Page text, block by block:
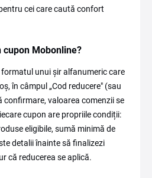
cei care caută confort
Mobonline?
unui șir alfanumeric care
în câmpul „Cod reducere" (sau
confirmare, valoarea comenzii se
cupon are propriile condiții:
eligibile, sumă minimă de
detalii înainte să finalizezi
că reducerea se aplică.